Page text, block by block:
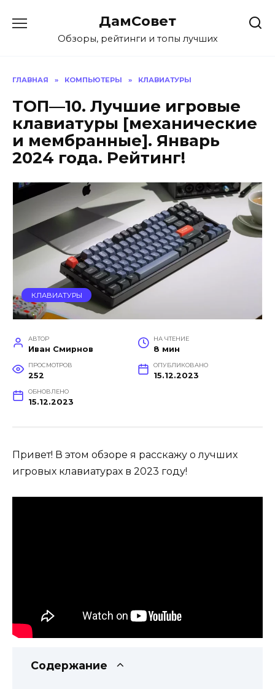
содержанию
ДамСовет
Обзоры, рейтинги и топы лучших
ГЛАВНАЯ » КОМПЬЮТЕРЫ » КЛАВИАТУРЫ
ТОП—10. Лучшие игровые
клавиатуры [механические
и мембранные]. Январь
2024 года. Рейтинг!
КЛАВИАТУРЫ
АВТОР
Иван Смирнов
НА ЧТЕНИЕ
8 мин
ПРОСМОТРОВ
252
ОПУБЛИКОВАНО
15.12.2023
ОБНОВЛЕНО
15.12.2023
Привет! В этом обзоре я расскажу о лучших
игровых клавиатурах в 2023 году!
Содержание